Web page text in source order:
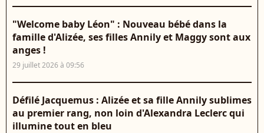
"Welcome baby Léon" : Nouveau bébé dans la
famille d'Alizée, ses filles Annily et Maggy sont aux
anges !
29 juillet 2026 à 09:56
Défilé Jacquemus : Alizée et sa fille Annily sublimes
au premier rang, non loin d'Alexandra Leclerc qui
illumine tout en bleu